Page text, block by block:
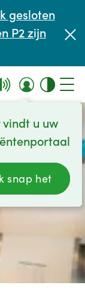
gesloten
P2 zijn
vindt u uw
snap het